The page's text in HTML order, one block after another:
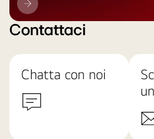
LG
Contattaci
Chatta con noi